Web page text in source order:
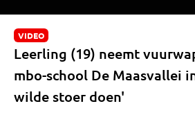
VIDEO
Leerling (19) neemt
mbo-school De Maasvallei
wilde stoer doen'